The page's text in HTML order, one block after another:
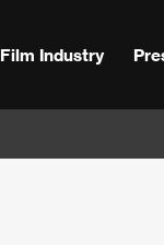
Film Industry